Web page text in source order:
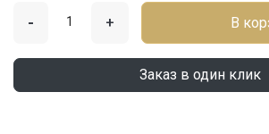
- + В
Заказ в один клик